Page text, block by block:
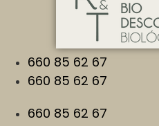
660 85 62 67
660 85 62 67
660 85 62 67